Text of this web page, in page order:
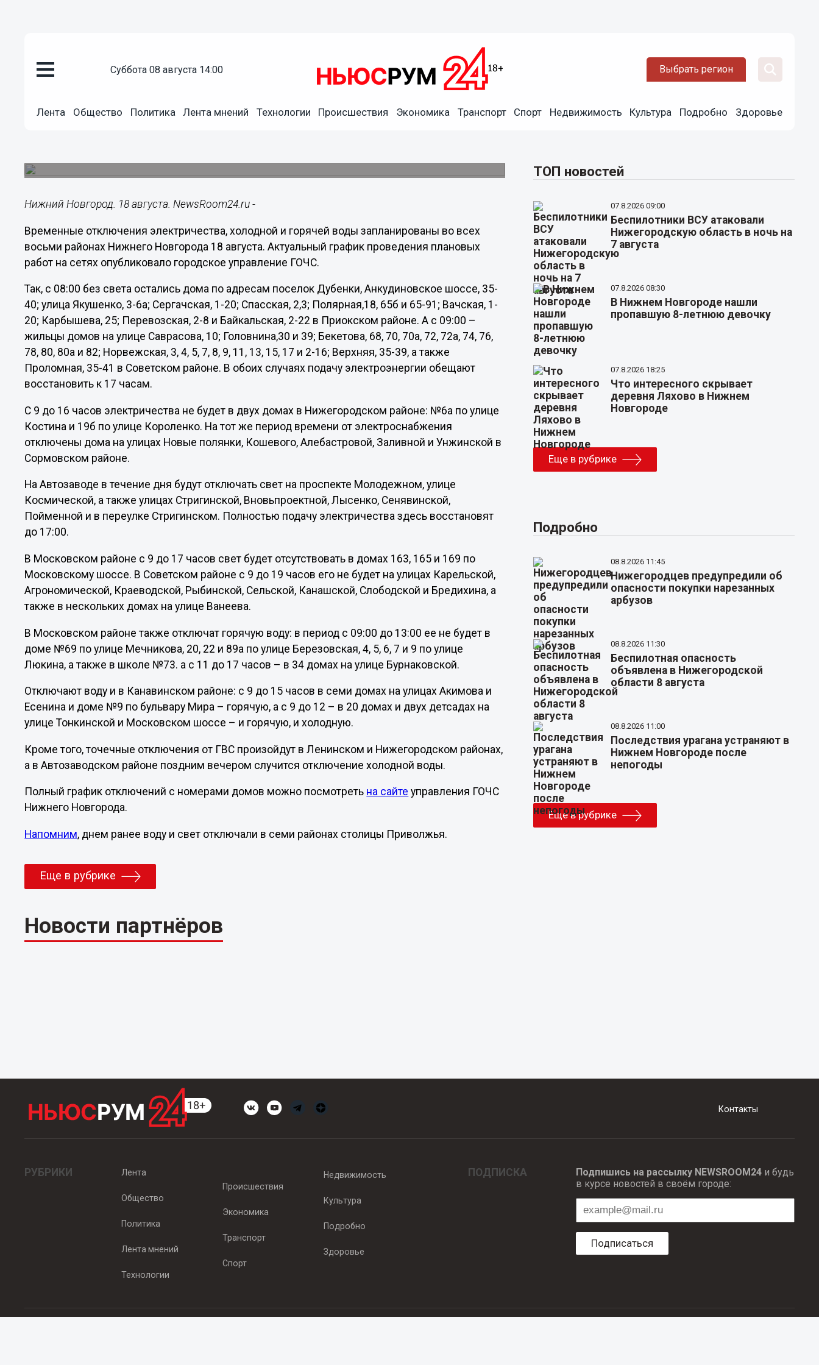
суббота 08 августа 14:00 Выбрать регион
Лента Общество Политика Лента мнений Технологии Происшествия Экономика Транспорт Спорт Недвижимость Культура Подробно Здоровье
18.08.202010:31
Нижний Новгород. 18 августа. NewsRoom24.ru -
Временные отключения электричества, холодной и горячей воды запланированы во всех
восьми районах Нижнего Новгорода 18 августа. Актуальный график проведения плановых
работ на сетях опубликовало городское управление ГОЧС.
Так, с 08:00 без света остались дома по адресам поселок Дубенки, Анкудиновское шоссе, 35-
40; улица Якушенко, 3-6а; Сергачская, 1-20; Спасская, 2,3; Полярная,18, 65б и 65-91; Вачская, 1-
20; Карбышева, 25; Перевозская, 2-8 и Байкальская, 2-22 в Приокском районе. А с 09:00 –
жильцы домов на улице Саврасова, 10; Головнина,30 и 39; Бекетова, 68, 70, 70а, 72, 72а, 74, 76,
78, 80, 80а и 82; Норвежская, 3, 4, 5, 7, 8, 9, 11, 13, 15, 17 и 2-16; Верхняя, 35-39, а также
Проломная, 35-41 в Советском районе. В обоих случаях подачу электроэнергии обещают
восстановить к 17 часам.
С 9 до 16 часов электричества не будет в двух домах в Нижегородском районе: №6а по улице
Костина и 19б по улице Короленко. На тот же период времени от электроснабжения
отключены дома на улицах Новые полянки, Кошевого, Алебастровой, Заливной и Унжинской в
Сормовском районе.
На Автозаводе в течение дня будут отключать свет на проспекте Молодежном, улице
Космической, а также улицах Стригинской, Вновьпроектной, Лысенко, Сенявинской,
Пойменной и в переулке Стригинском. Полностью подачу электричества здесь восстановят
до 17:00.
В Московском районе с 9 до 17 часов свет будет отсутствовать в домах 163, 165 и 169 по
Московскому шоссе. В Советском районе с 9 до 19 часов его не будет на улицах Карельской,
Агрономической, Краеводской, Рыбинской, Сельской, Канашской, Слободской и Бредихина, а
также в нескольких домах на улице Ванеева.
В Московском районе также отключат горячую воду: в период с 09:00 до 13:00 ее не будет в
доме №69 по улице Мечникова, 20, 22 и 89а по улице Березовская, 4, 5, 6, 7 и 9 по улице
Люкина, а также в школе №73. а с 11 до 17 часов – в 34 домах на улице Бурнаковской.
Отключают воду и в Канавинском районе: с 9 до 15 часов в семи домах на улицах Акимова и
Есенина и доме №9 по бульвару Мира – горячую, а с 9 до 12 – в 20 домах и двух детсадах на
улице Тонкинской и Московском шоссе – и горячую, и холодную.
Кроме того, точечные отключения от ГВС произойдут в Ленинском и Нижегородском районах,
а в Автозаводском районе поздним вечером случится отключение холодной воды.
Полный график отключений с номерами домов можно посмотреть на сайте управления ГОЧС
Нижнего Новгорода.
Напомним, днем ранее воду и свет отключали в семи районах столицы Приволжья.
Еще в рубрике
Новости партнёров
ТОП новостей
07.8.2026 09:00
Беспилотники ВСУ атаковали
Нижегородскую область в ночь на
7 августа
07.8.2026 08:30
В Нижнем Новгороде нашли
пропавшую 8-летнюю девочку
07.8.2026 18:25
Что интересного скрывает
деревня Ляхово в Нижнем
Новгороде
Еще в рубрике
Подробно
08.8.2026 11:45
Нижегородцев предупредили об
опасности покупки нарезанных
арбузов
08.8.2026 11:30
Беспилотная опасность
объявлена в Нижегородской
области 8 августа
08.8.2026 11:00
Последствия урагана устраняют в
Нижнем Новгороде после
непогоды
Еще в рубрике
Контакты
РУБРИКИ Лента
Общество
Политика
Лента мнений
Технологии
Происшествия
Экономика
Транспорт
Спорт
Недвижимость
Культура
Подробно
Здоровье
ПОДПИСКА Подпишись на рассылку NEWSROOM24и будь
в курсе новостей в своём городе:
Подписаться